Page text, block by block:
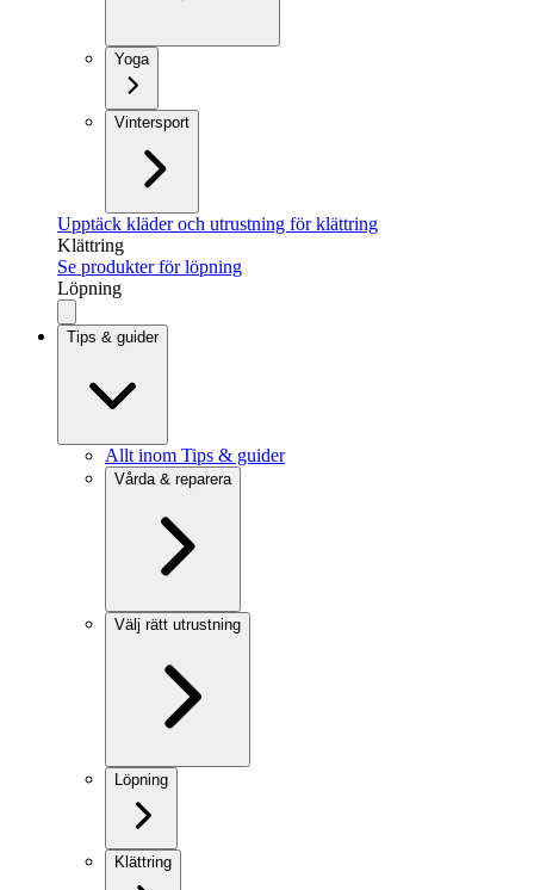
Yoga
Vintersport
Upptäck kläder och utrustning för klättring
Klättring
Se produkter för löpning
Löpning
Tips & guider
Allt inom Tips & guider
Vårda & reparera
Välj rätt utrustning
Löpning
Klättring